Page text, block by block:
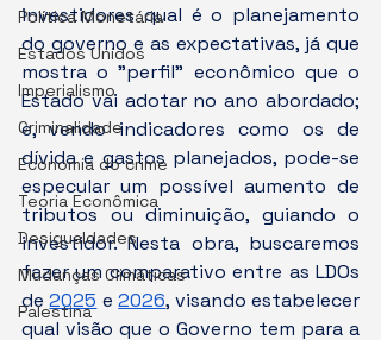
Política Monetária
Estados Unidos
Imperialismo
Criminalidade
Economia do crime
Teoria Econômica
Desigualdades
Mudanças Climáticas
Palestina
investidores qual é o planejamento
do governo e as expectativas, já que
mostra o "perfil" econômico que o
Estado vai adotar no ano abordado;
e, vendo indicadores como os de
dívida e gastos planejados, pode-se
especular um possível aumento de
tributos ou diminuição, guiando o
investidor. Nesta obra, buscaremos
fazer um comparativo entre as LDOs
de 2025 e 2026, visando estabelecer
qual visão que o Governo tem para a